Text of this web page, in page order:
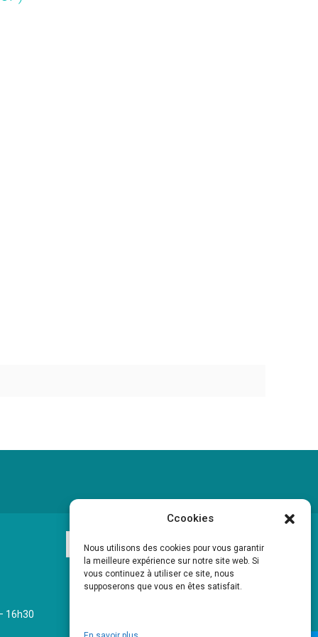
Ccookies
Nous utilisons des cookies pour vous garantir
la meilleure expérience sur notre site web. Si
vous continuez à utiliser ce site, nous
supposerons que vous en êtes satisfait.
16h30